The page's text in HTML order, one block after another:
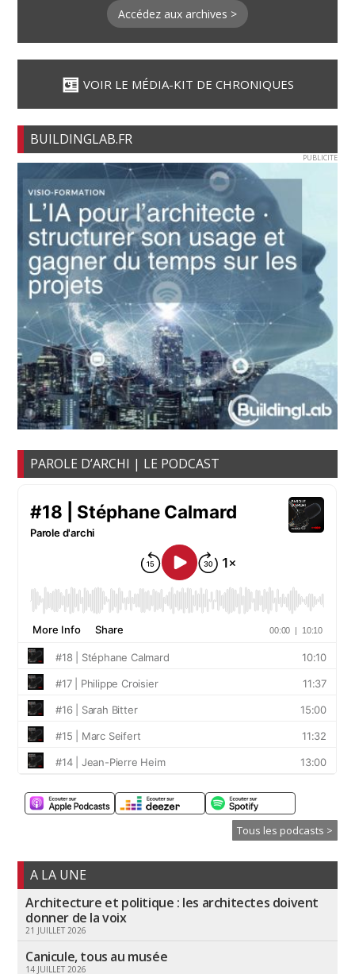
Accédez aux archives >
VOIR LE MÉDIA-KIT DE CHRONIQUES
BUILDINGLAB.FR
PUBLICITE
PAROLE D’ARCHI | LE PODCAST
Tous les podcasts >
A LA UNE
Architecture et politique : les architectes doivent
donner de la voix
21 JUILLET 2026
Canicule, tous au musée
14 JUILLET 2026